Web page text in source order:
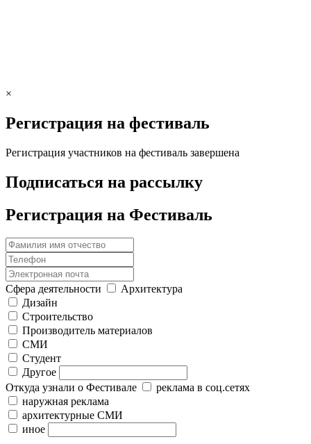
×
Регистрация на фестиваль
Регистрация участников на фестиваль завершена
Подписаться на рассылку
Регистрация на Фестиваль
Сфера деятельности
Архитектура
Дизайн
Строительство
Производитель материалов
СМИ
Студент
Другое
Откуда узнали о Фестивале
реклама в соц.сетях
наружная реклама
архитектурные СМИ
иное